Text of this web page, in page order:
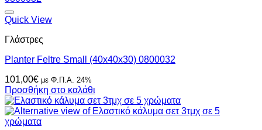
έχει
πολλαπλές
Οι
μπορούν
επιλεγούν
στη
σελίδα
του
προϊόντος
Quick View
Γλάστρες
Planter Feltre Small (40x40x30) 0800032
101,00€ με Φ.Π.Α. 24%
Προσθήκη στο καλάθι